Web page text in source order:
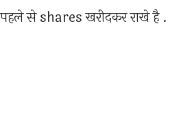
से shares खरीदकर राखे है .